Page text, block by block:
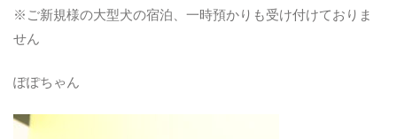
※ご新規様の大型犬の宿泊、一時預かりも受け付けておりま
せん
ぽぽちゃん